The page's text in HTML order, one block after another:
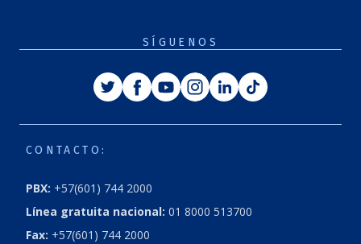
SÍGUENOS
TwitterFacebook
YoutubeInstagram
LinkedinTiktok
CONTACTO:
PBX: +57(601) 744 2000
Línea gratuita nacional: 01 8000 513700
Fax: +57(601) 744 2000